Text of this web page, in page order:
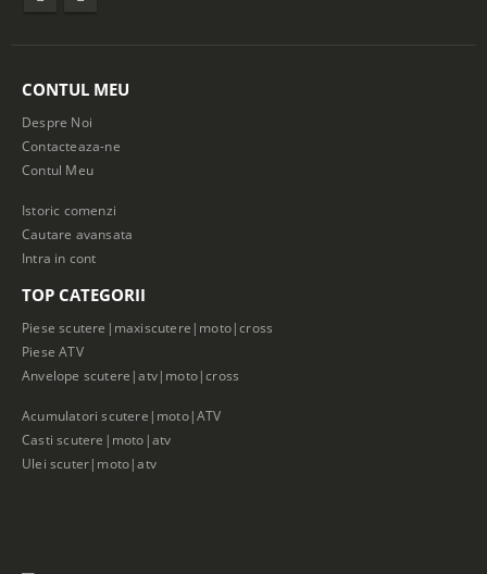
CONTUL MEU
Despre Noi
Contacteaza-ne
Contul Meu
Istoric comenzi
Cautare avansata
Intra in cont
TOP CATEGORII
Piese scutere|maxiscutere|moto|cross
Piese ATV
Anvelope scutere|atv|moto|cross
Acumulatori scutere|moto|ATV
Casti scutere|moto|atv
Ulei scuter|moto|atv